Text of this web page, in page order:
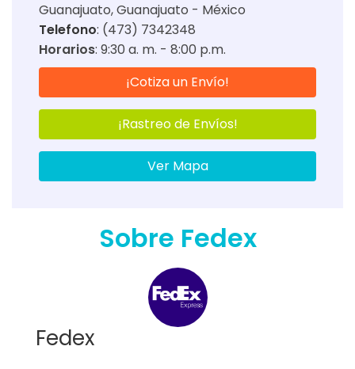
Guanajuato, Guanajuato - México
Telefono: (473) 7342348
Horarios: 9:30 a. m. - 8:00 p.m.
¡Cotiza un Envío!
¡Rastreo de Envíos!
Ver Mapa
Sobre Fedex
Fedex